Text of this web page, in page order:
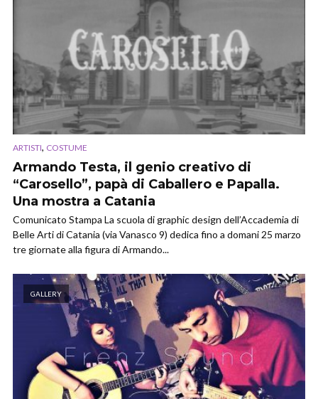
ARTISTI, COSTUME
Armando Testa, il genio creativo di
“Carosello”, papà di Caballero e Papalla.
Una mostra a Catania
Comunicato Stampa La scuola di graphic design dell’Accademia di
Belle Arti di Catania (via Vanasco 9) dedica fino a domani 25 marzo
tre giornate alla figura di Armando...
GALLERY